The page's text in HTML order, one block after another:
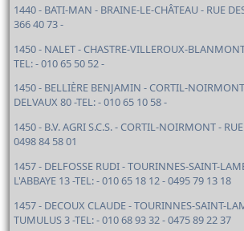
1440 - BATI-MAN - BRAINE-LE-CHÂTEAU - RUE
366 40 73 -
1450 - NALET - CHASTRE-VILLEROUX-
TEL: - 010 65 50 52 -
1450 - BELLIÈRE BENJAMIN - CORTIL-
DELVAUX 80 -TEL: - 010 65 10 58 -
1450 - B.V. AGRI S.C.S. - CORTIL-NOIRMONT -
0498 84 58 01
1457 - DELFOSSE RUDI - TOURINNES-SAINT-
L'ABBAYE 13 -TEL: - 010 65 18 12 - 0495 79 13 18
1457 - DECOUX CLAUDE - TOURINNES-SAINT-
TUMULUS 3 -TEL: - 010 68 93 32 - 0475 89 22 37